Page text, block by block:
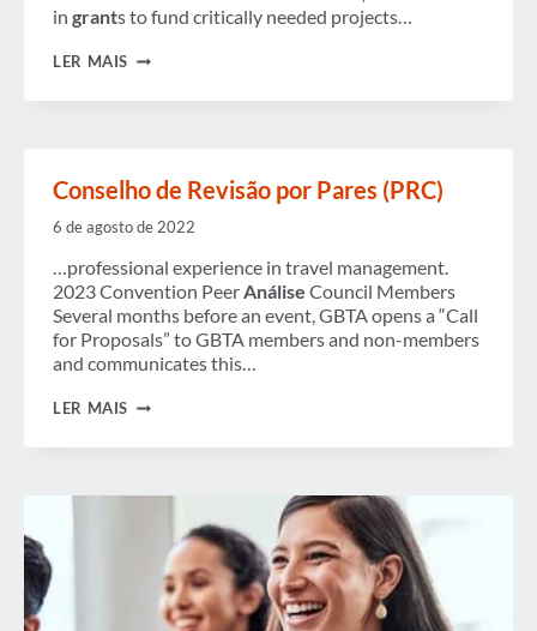
in grants to fund critically needed projects…
LER MAIS GBTA
$1
DA
BIDEN
PARA
IMPULSIONAR
MELHORIAS
NAS
VIAGENS
Conselho de Revisão por Pares (PRC)
6 de agosto de 2022
…professional experience in travel management.
2023 Convention PeerAnálise Council Members
Several months before an event, GBTA opens a “Call
for Proposals” to GBTA members and non-members
and communicates this…
LER MAIS CONSELHO
(PRC)